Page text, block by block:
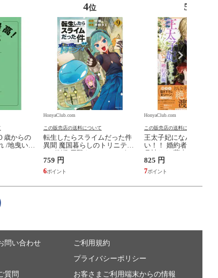
歳からの
/地曳いく
4位
HonyaClub.com
この販売店の送料について
転生したらスライムだった件
異聞 魔国暮らしのトリニティ
759 円
6
5
HonyaClub.com
この販売店の送料について
王太子妃になんてなり
い！！ 婚約者編 ２ /鴨
825 円
7
問い合わせ
質問
ご利用規約
プライバシーポリシー
お客さまご利用端末からの情報